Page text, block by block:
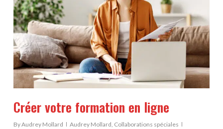
Créer votre formation en ligne
ByAudrey Mollard Audrey Mollard Collaborations spéciales